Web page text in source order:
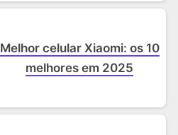
Melhor celular Xiaomi: os 10
melhores em 2025